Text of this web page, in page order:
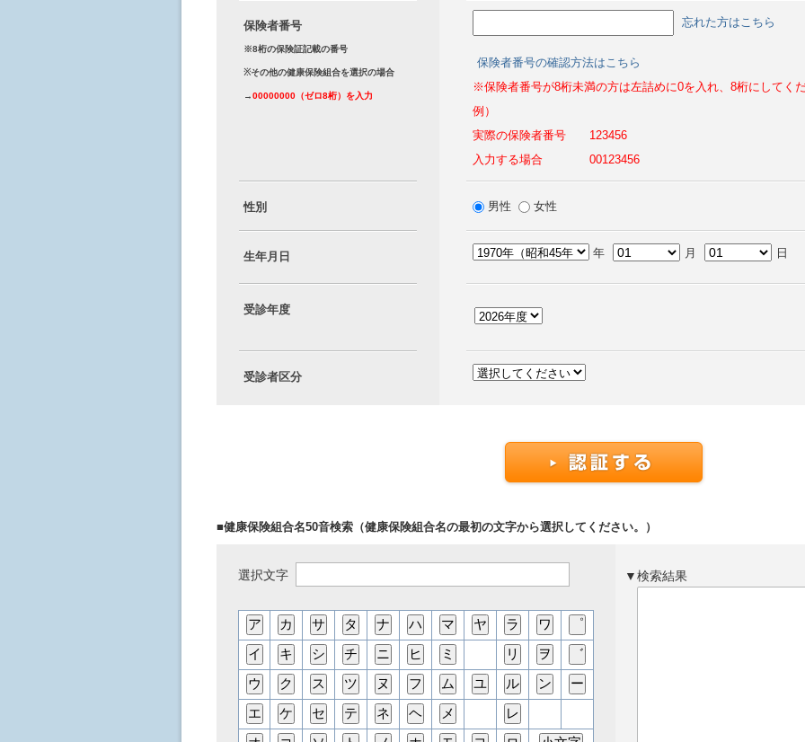
保険者番号
※8桁の保険証記載の番号
※その他の健康保険組合を選択の場合
→00000000（ゼロ8桁）を入力
忘れた方はこちら
保険者番号の確認方法はこちら
※保険者番号が8桁未満の方は左詰めに0を入れ、8桁にしてく
例）
実際の保険者番号 123456
入力する場合 00123456
性別 男性 女性
生年月日 年 月 日
受診年度
受診者区分
■健康保険組合名50音検索（健康保険組合名の最初の文字から選択してください。）
選択文字 ▼検索結果